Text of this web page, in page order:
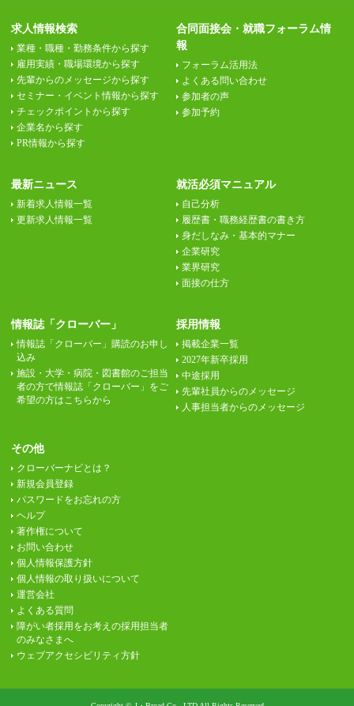
求人情報検索
業種・職種・勤務条件から探す
雇用実績・職場環境から探す
先輩からのメッセージから探す
セミナー・イベント情報から探す
チェックポイントから探す
企業名から探す
PR情報から探す
合同面接会・就職フォーラム情
報
フォーラム活用法
よくある問い合わせ
参加者の声
参加予約
最新ニュース
新着求人情報一覧
更新求人情報一覧
就活必須マニュアル
自己分析
履歴書・職務経歴書の書き方
身だしなみ・基本的マナー
企業研究
業界研究
面接の仕方
情報誌「クローバー」
情報誌「クローバー」購読のお申し
込み
施設・大学・病院・図書館のご担当
者の方で情報誌「クローバー」をご
希望の方はこちらから
採用情報
掲載企業一覧
2027年新卒採用
中途採用
先輩社員からのメッセージ
人事担当者からのメッセージ
その他
クローバーナビとは？
新規会員登録
パスワードをお忘れの方
ヘルプ
著作権について
お問い合わせ
個人情報保護方針
個人情報の取り扱いについて
運営会社
よくある質問
障がい者採用をお考えの採用担当者
のみなさまへ
ウェブアクセシビリティ方針